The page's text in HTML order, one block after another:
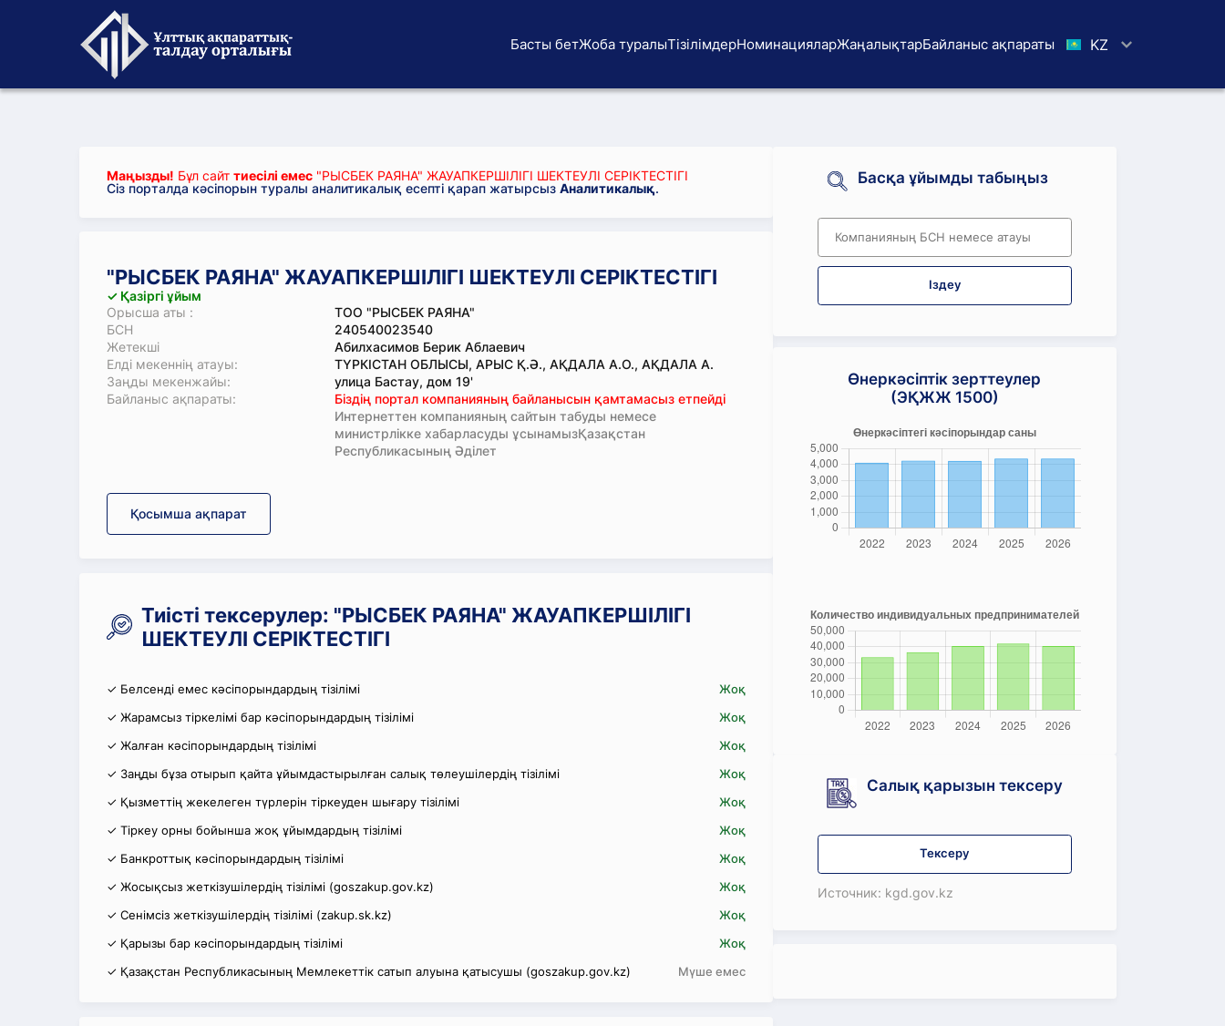
Басты бетЖоба туралыТізілімдерНоминацияларЖаңалықтарБайланыс ақпараты KZ
Маңызды! Бұл сайт тиесілі емес "РЫСБЕК РАЯНА" ЖАУАПКЕРШІЛІГІ ШЕКТЕУЛІ СЕРІКТЕСТІГІ
Сіз порталда кәсіпорын туралы аналитикалық есепті қарап жатырсыз Аналитикалық.
"РЫСБЕК РАЯНА" ЖАУАПКЕРШІЛІГІ ШЕКТЕУЛІ СЕРІКТЕСТІГІ
✓ Қазіргі ұйым
Орысша аты :
ТОО "РЫСБЕК РАЯНА"
БСН
240540023540
Жетекші
Абилхасимов Берик Аблаевич
Елді мекеннің атауы:
ТҮРКІСТАН ОБЛЫСЫ, АРЫС Қ.Ә., АҚДАЛА А.О., АҚДАЛА А.
Заңды мекенжайы:
улица Бастау, дом 19'
Байланыс ақпараты:
Біздің портал компанияның байланысын қамтамасыз етпейді
Интернеттен компанияның сайтын табуды немесе
министрлікке хабарласуды ұсынамызҚазақстан
Республикасының Әділет
Қосымша ақпарат
Тиісті тексерулер: "РЫСБЕК РАЯНА" ЖАУАПКЕРШІЛІГІ
ШЕКТЕУЛІ СЕРІКТЕСТІГІ
✓ Белсенді емес кәсіпорындардың тізілімі
Жоқ
✓ Жарамсыз тіркелімі бар кәсіпорындардың тізілімі
Жоқ
✓ Жалған кәсіпорындардың тізілімі
Жоқ
✓ Заңды бұза отырып қайта ұйымдастырылған салық төлеушілердің тізілімі
Жоқ
✓ Қызметтің жекелеген түрлерін тіркеуден шығару тізілімі
Жоқ
✓ Тіркеу орны бойынша жоқ ұйымдардың тізілімі
Жоқ
✓ Банкроттық кәсіпорындардың тізілімі
Жоқ
✓ Жосықсыз жеткізушілердің тізілімі (goszakup.gov.kz)
Жоқ
✓ Сенімсіз жеткізушілердің тізілімі (zakup.sk.kz)
Жоқ
✓ Қарызы бар кәсіпорындардың тізілімі
Жоқ
✓ Қазақстан Республикасының Мемлекеттік сатып алуына қатысушы (goszakup.gov.kz)
Мүше емес
Басқа ұйымды табыңыз
Іздеу
Өнеркәсіптік зерттеулер
(ЭҚЖЖ 1500)
Салық қарызын тексеру
Тексеру
Источник: kgd.gov.kz